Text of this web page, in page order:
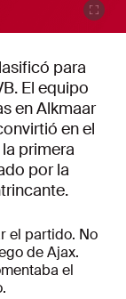
para
El equipo
en Alkmaar
en el
primera
por la
el partido. No
de Ajax.
el